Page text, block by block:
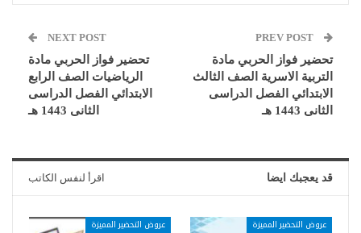
تحضير فواز الحربي مادة
التربية الاسرية الصف الثالث
الابتدائي الفصل الدراسى
الثانى 1443 هـ
NEXT POST
تحضير فواز الحربي مادة
الرياضيات الصف الرابع
الابتدائي الفصل الدراسى
الثانى 1443 هـ
قد يعجبك ايضا اقرأ لنفس الكاتب
عروض التحضير المميزة عروض التحضير المميزة